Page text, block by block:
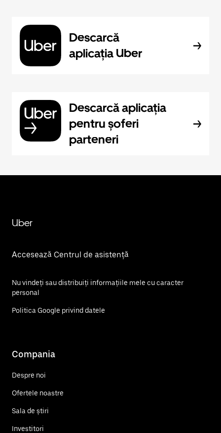
Descarcă
aplicația Uber
Descarcă aplicația
pentru șoferi
parteneri
Uber
Accesează Centrul de asistență
Nu vindeți sau distribuiți informațiile mele cu caracter
personal
Politica Google privind datele
Compania
Despre noi
Ofertele noastre
Sala de știri
Investitori